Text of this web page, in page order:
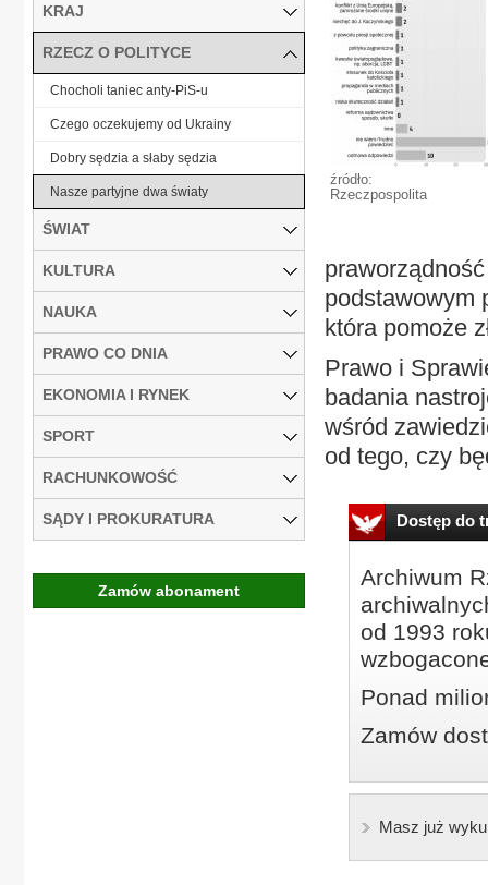
źródło:
Rzeczpospolita
podstawowym
która pomoże
Prawo i
badania
wśród
od tego, czy
Dostęp do
Archiwum
od 1993
Ponad
Zamów
Masz już
KRAJ
RZECZ O POLITYCE
Chocholi taniec anty-PiS-u
Czego oczekujemy od Ukrainy
Dobry sędzia a słaby sędzia
Nasze partyjne dwa światy
ŚWIAT
KULTURA
NAUKA
PRAWO CO DNIA
EKONOMIA I RYNEK
SPORT
RACHUNKOWOŚĆ
SĄDY I PROKURATURA
Zamów abonament